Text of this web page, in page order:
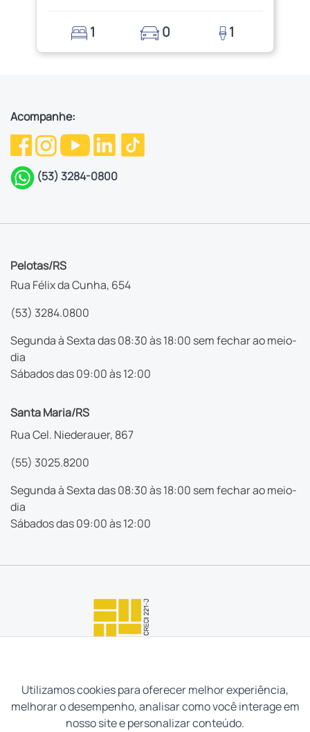
1 0 1
Acompanhe:
(53) 3284-0800
Pelotas/RS
Rua Félix da Cunha, 654
(53) 3284.0800
Segunda à Sexta das 08:30 às 18:00 sem fechar ao meio-
dia
Sábados das 09:00 às 12:00
Santa Maria/RS
Rua Cel. Niederauer, 867
(55) 3025.8200
Segunda à Sexta das 08:30 às 18:00 sem fechar ao meio-
dia
Sábados das 09:00 às 12:00
Utilizamos cookies para oferecer melhor experiência,
melhorar o desempenho, analisar como você interage em
nosso site e personalizar conteúdo.